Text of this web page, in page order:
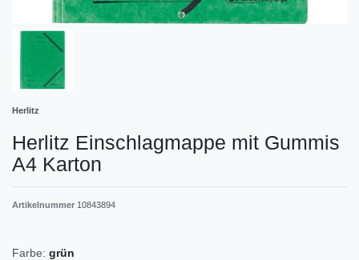
Herlitz
Herlitz Einschlagmappe mit Gummis
A4 Karton
Artikelnummer 10843894
Farbe: grün